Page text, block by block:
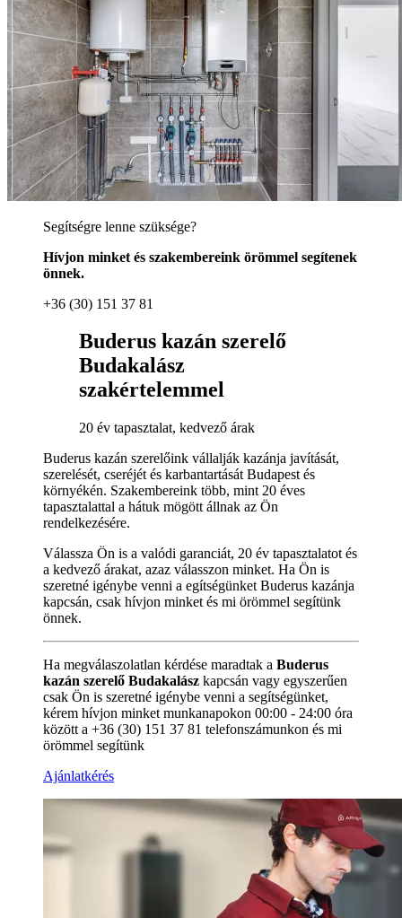
Segítségre lenne szüksége?
Hívjon minket és szakembereink örömmel segítenek
önnek.
+36 (30) 151 37 81
Buderus kazán szerelő
Budakalász
szakértelemmel
20 év tapasztalat, kedvező árak
Buderus kazán szerelőink vállalják kazánja javítását,
szerelését, cseréjét és karbantartását Budapest és
környékén. Szakembereink több, mint 20 éves
tapasztalattal a hátuk mögött állnak az Ön
rendelkezésére.
Válassza Ön is a valódi garanciát, 20 év tapasztalatot és
a kedvező árakat, azaz válasszon minket. Ha Ön is
szeretné igénybe venni a egítségünket Buderus kazánja
kapcsán, csak hívjon minket és mi örömmel segítünk
önnek.
Ha megválaszolatlan kérdése maradtak a Buderus
kazán szerelő Budakalász kapcsán vagy egyszerűen
csak Ön is szeretné igénybe venni a segítségünket,
kérem hívjon minket munkanapokon 00:00 - 24:00 óra
között a +36 (30) 151 37 81 telefonszámunkon és mi
örömmel segítünk
Ajánlatkérés